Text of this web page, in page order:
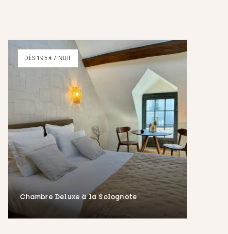
DÈS 195 € / NUIT
Chambre Deluxe à la Solognote
En savoir plus